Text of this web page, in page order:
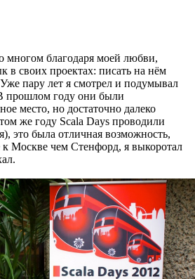
многом благодаря моей любви,
в своих проектах: писать на нём
пару лет я смотрел и подумывал
прошлом году они были
место, но достаточно далеко
же году Scala Days проводили
это была отличная возможность,
Москве чем Стенфорд, я выкоротал